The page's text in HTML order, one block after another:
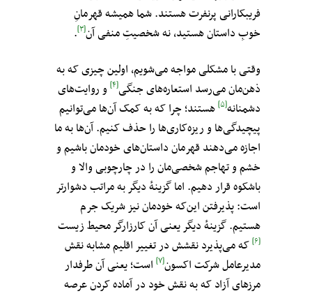
فریبکارانی پرنفرت هستند. شما همیشه قهرمانِ
خوبِ داستان هستید، نه شخصیتِ منفی آن[۳].
وقتی با مشکلی مواجه می‌شویم، اولین چیزی که به
ذهن‌مان می‌رسد استعاره‌های جنگی[۴] و روایت‌های
دشمنانه‌[۵] هستند؛ چرا که به کمک آن‌ها می‌توانیم
پیچیدگی‌ها و ریزه‌کاری‌ها را حذف کنیم. آن‌ها به ما
اجازه می‌دهند قهرمان داستان‌های خودمان باشیم و
خشم و تهاجم شخصی‌مان را در چارچوبی والا و
باشکوه قرار دهیم. اما گزینه‌ٔ دیگر به مراتب دشوارتر
است: پذیرفتن این‌که خودمان نیز شریک جرم
هستیم. گزینهٔ دیگر یعنی آن کارزارگر محیط زیست
[۶] که می‌پذیرد نقشش در تغییر اقلیم مشابه نقش
مدیرعامل شرکت اکسون[۷] است؛ یعنی آن طرفدار
مرزهای آزاد که به نقش خود در آماده کردن عرصه